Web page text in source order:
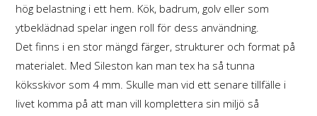
hög belastning i ett hem. Kök, badrum, golv eller som
ytbeklädnad spelar ingen roll för dess användning.
Det finns i en stor mängd färger, strukturer och format på
materialet. Med Sileston kan man tex ha så tunna
köksskivor som 4 mm. Skulle man vid ett senare tillfälle i
livet komma på att man vill komplettera sin miljö så